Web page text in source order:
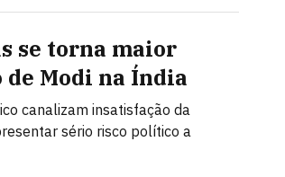
se torna maior
de Modi na Índia
canalizam insatisfação da
sério risco político a